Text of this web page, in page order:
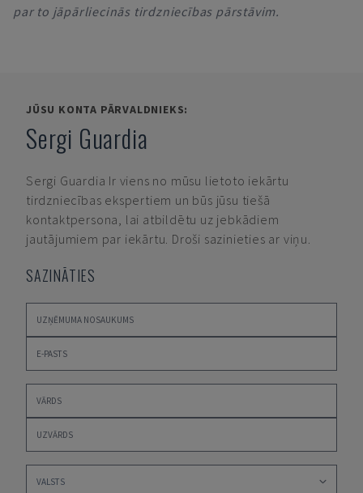
par to jāpārliecinās tirdzniecības pārstāvim.
JŪSU KONTA PĀRVALDNIEKS:
Sergi Guardia
Sergi Guardia Ir viens no mūsu lietoto iekārtu
tirdzniecības ekspertiem un būs jūsu tiešā
kontaktpersona, lai atbildētu uz jebkādiem
jautājumiem par iekārtu. Droši sazinieties ar viņu.
SAZINĀTIES